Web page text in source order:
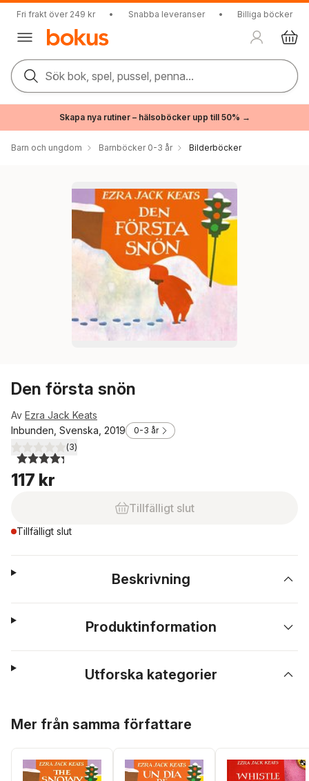
Fri frakt över 249 kr • Snabba leveranser • Billiga böcker
Sök bok, spel, pussel, penna...
Skapa nya rutiner – hälsoböcker upp till 50% →
Barn och ungdom Barnböcker 0-3 år Bilderböcker
Den första snön
Av Ezra Jack Keats
Inbunden, Svenska, 2019
0-3 år
4,3utav 5 stjärnor. Totalt antal röster:
(3)
117 kr
Tillfälligt slut
Tillfälligt slut
Beskrivning
Produktinformation
Utforska kategorier
Mer från samma författare